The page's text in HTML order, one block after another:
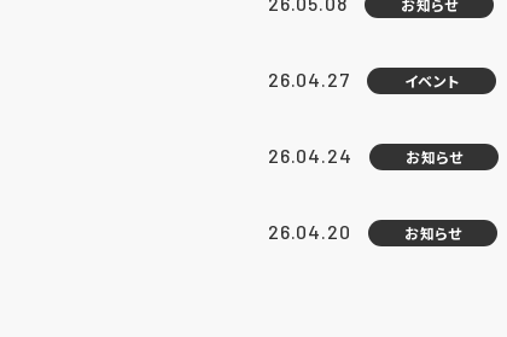
お知らせ
26.04.27 イベント
26.04.24 お知らせ
26.04.20 お知らせ